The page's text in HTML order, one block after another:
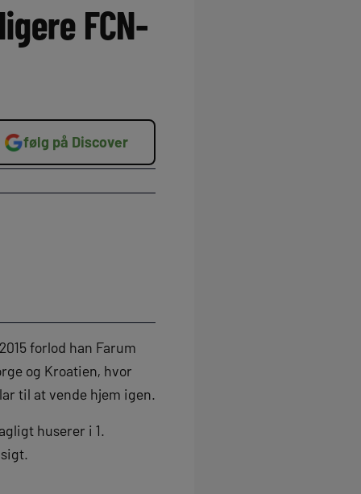
FCN-
følg på Discover
forlod han Farum
og Kroatien, hvor
til at vende hjem igen.
huserer i 1.